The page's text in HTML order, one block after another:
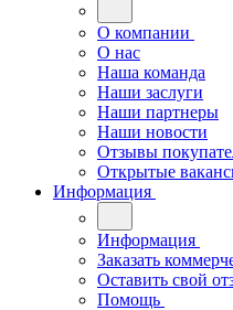
О компании
О нас
Наша команда
Наши заслуги
Наши партнеры
Наши новости
Отзывы
Открытые
Информация
Информация
Заказать
Оставить свой
Помощь